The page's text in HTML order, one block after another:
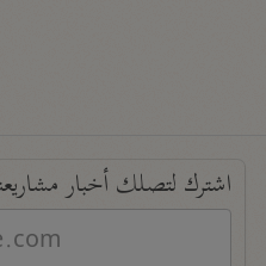
اشترك لتصلك أخبار